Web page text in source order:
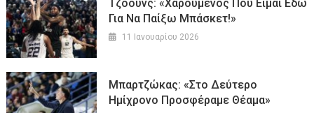
Τζόουνς: «Χαρούμενος Που Είμαι Εδώ
Για Να Παίξω Μπάσκετ!»
11 Ιανουαρίου 2026
Μπαρτζώκας: «Στο Δεύτερο
Ημίχρονο Προσφέραμε Θέαμα»